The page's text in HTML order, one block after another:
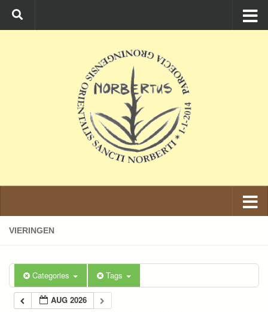
Ga naar de inhoud
VIERINGEN
Categories Tags
AUG 2026